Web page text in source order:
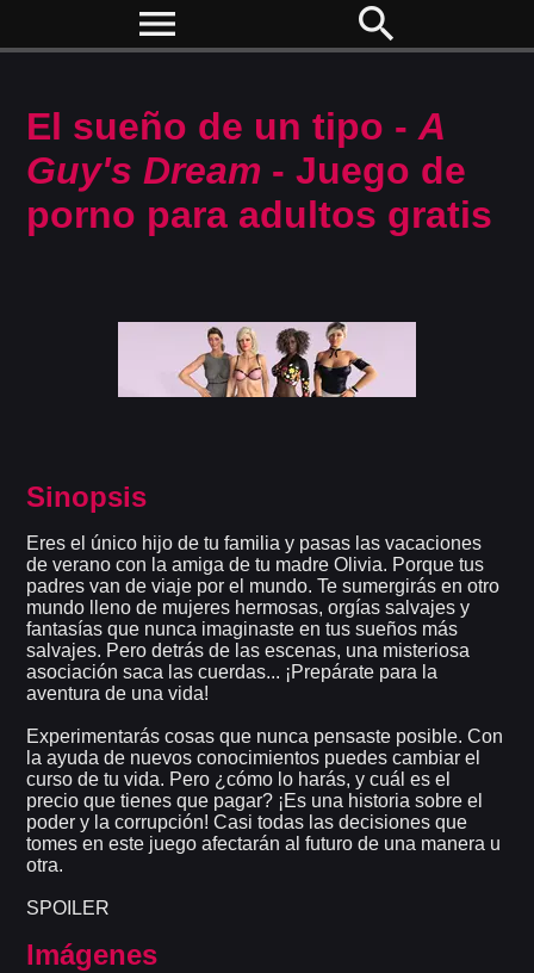
menu search
El sueño de un tipo -A
Guy's Dream - Juego de
porno para adultos gratis
Sinopsis
Eres el único hijo de tu familia y pasas las vacaciones
de verano con la amiga de tu madre Olivia. Porque tus
padres van de viaje por el mundo. Te sumergirás en otro
mundo lleno de mujeres hermosas, orgías salvajes y
fantasías que nunca imaginaste en tus sueños más
salvajes. Pero detrás de las escenas, una misteriosa
asociación saca las cuerdas... ¡Prepárate para la
aventura de una vida!
Experimentarás cosas que nunca pensaste posible. Con
la ayuda de nuevos conocimientos puedes cambiar el
curso de tu vida. Pero ¿cómo lo harás, y cuál es el
precio que tienes que pagar? ¡Es una historia sobre el
poder y la corrupción! Casi todas las decisiones que
tomes en este juego afectarán al futuro de una manera u
otra.
SPOILER
Imágenes